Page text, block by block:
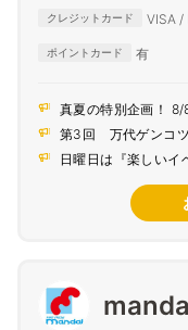
クレジットカード
VISA /
ポイントカード 有
真夏の特別企画！ 8/
くとポイント5倍！
第3回 万代ゲンコツ
日曜日は『楽しいイ